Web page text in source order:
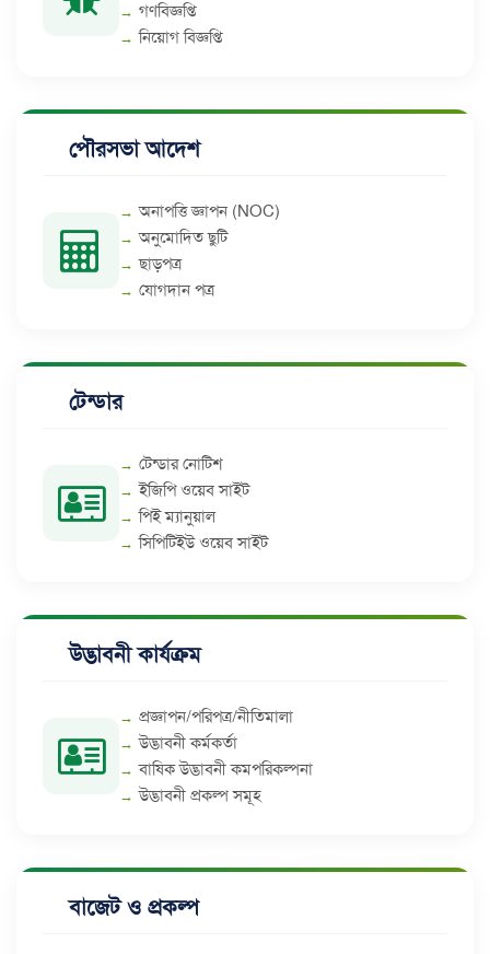
গণবিজ্ঞপ্তি
নিয়োগ বিজ্ঞপ্তি
পৌরসভা আদেশ
অনাপত্তি জ্ঞাপন (NOC)
অনুমোদিত ছুটি
ছাড়পত্র
যোগদান পত্র
টেন্ডার
টেন্ডার নোটিশ
ইজিপি ওয়েব সাইট
পিই ম্যানুয়াল
সিপিটিইউ ওয়েব সাইট
উদ্ভাবনী কার্যক্রম
প্রজ্ঞাপন/পরিপত্র/নীতিমালা
উদ্ভাবনী কর্মকর্তা
বাষিক উদ্ভাবনী কমপরিকল্পনা
উদ্ভাবনী প্রকল্প সমূহ
বাজেট ও প্রকল্প